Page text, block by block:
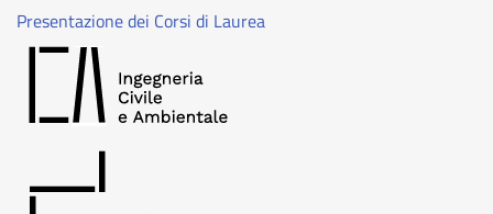
Presentazione dei Corsi di Laurea